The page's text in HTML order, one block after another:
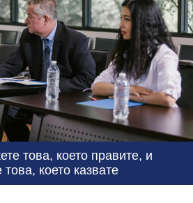
това, което правите, и
това, което казвате